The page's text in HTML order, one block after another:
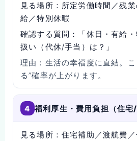
見る場所： 所定労働時間／残
給／特別休暇
確認する質問：
「休日・有給
扱い（代休/手当）は？」
理由： 生活の幸福度に直結。こ
る”確率が上がります。
4 福利厚生・費用負担（住宅
見る場所： 住宅補助／渡航費